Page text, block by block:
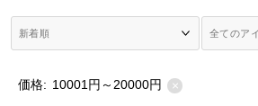
価格: 10001円～20000円 ×